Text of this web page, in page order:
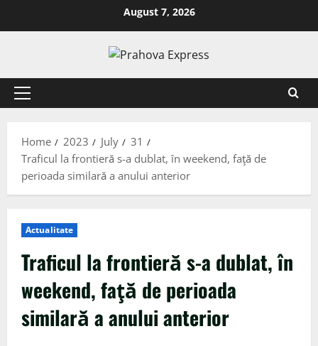
August 7, 2026
Home 2023 July
31
Traficul la frontieră s-a dublat, în weekend, faţă de
perioada similară a anului anterior
Actualitate
Traficul la frontieră s-a dublat, în
weekend, faţă de perioada
similară a anului anterior